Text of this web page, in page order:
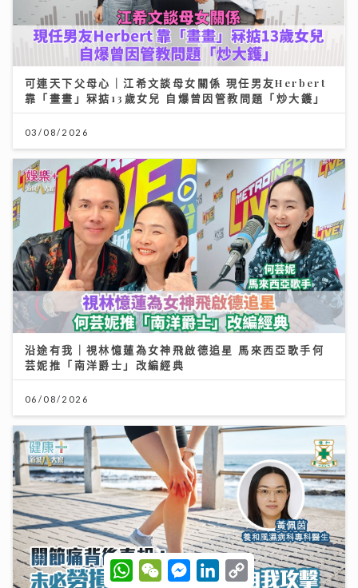
可連天下父母心｜江希文談母女關係 現任男友Herbert
靠「畫畫」冧掂13歲女兒 自爆曾因管教問題「炒大鑊」
03/08/2026
沿途有我｜視林憶蓮為女神飛啟德追星 馬來西亞歌手何
芸妮推「南洋爵士」改編經典
06/08/2026
W
h
W
e
M
e
L
C
o